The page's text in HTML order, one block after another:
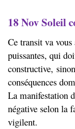
18 Nov Soleil
Ce transit va
puissantes, qui
constructive,
conséquences
La manifestation
négative selon la
vigilent.